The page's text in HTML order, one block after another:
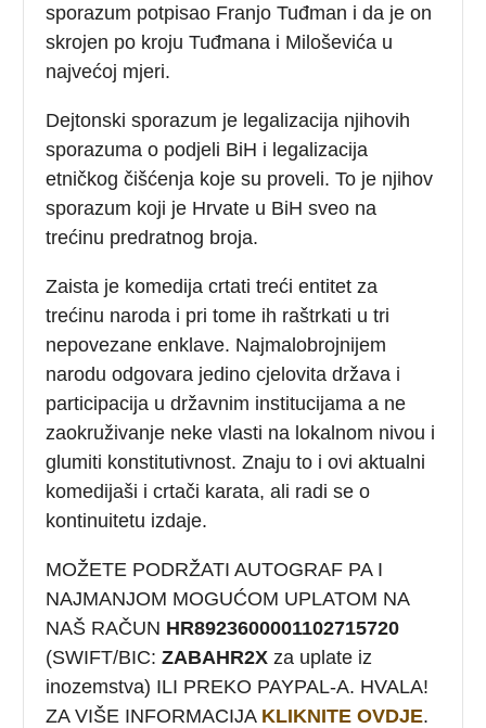
sporazum potpisao Franjo Tuđman i da je on
skrojen po kroju Tuđmana i Miloševića u
najvećoj mjeri.
Dejtonski sporazum je legalizacija njihovih
sporazuma o podjeli BiH i legalizacija
etničkog čišćenja koje su proveli. To je njihov
sporazum koji je Hrvate u BiH sveo na
trećinu predratnog broja.
Zaista je komedija crtati treći entitet za
trećinu naroda i pri tome ih raštrkati u tri
nepovezane enklave. Najmalobrojnijem
narodu odgovara jedino cjelovita država i
participacija u državnim institucijama a ne
zaokruživanje neke vlasti na lokalnom nivou i
glumiti konstitutivnost. Znaju to i ovi aktualni
komedijaši i crtači karata, ali radi se o
kontinuitetu izdaje.
MOŽETE PODRŽATI AUTOGRAF PA I
NAJMANJOM MOGUĆOM UPLATOM NA
NAŠ RAČUN HR8923600001102715720
(SWIFT/BIC: ZABAHR2X za uplate iz
inozemstva) ILI PREKO PAYPAL-A. HVALA!
ZA VIŠE INFORMACIJA KLIKNITE OVDJE.